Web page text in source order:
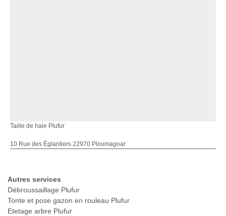
Taille de haie Plufur
10 Rue des Églantiers 22970 Ploumagoar
Autres services
Débroussaillage Plufur
Tonte et pose gazon en rouleau Plufur
Etetage arbre Plufur